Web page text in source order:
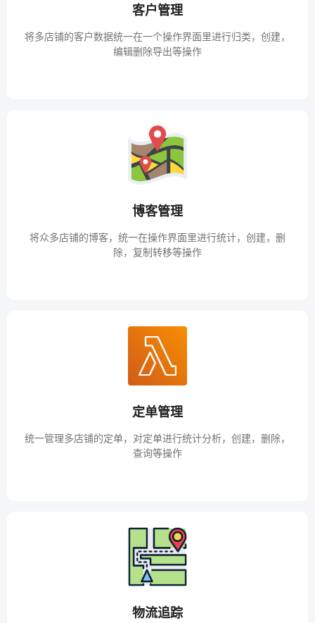
客户管理
将多店铺的客户数据统一在一个操作界面里进行归类，创建，
编辑删除导出等操作
博客管理
将众多店铺的博客，统一在操作界面里进行统计，创建，删
除，复制转移等操作
定单管理
统一管理多店铺的定单，对定单进行统计分析，创建，删除，
查询等操作
物流追踪